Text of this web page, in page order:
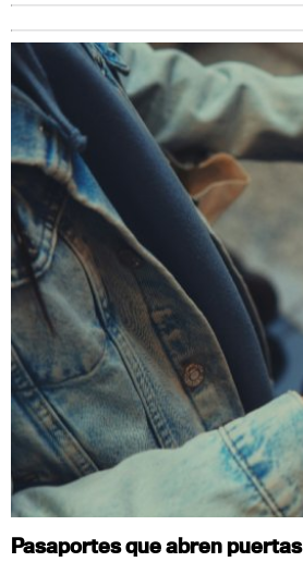
Pasaportes que abren puertas